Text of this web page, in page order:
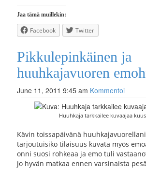
Jaa tämä muillekin:
Facebook Twitter
Pikkulepinkäinen ja
huuhkajavuoren
June 11, 2011 9:45 am Kommentoi
Huuhkaja tarkkailee kuvaajaa
Kävin toissapäivänä
tarjoutuisiko tilaisuus kuvata myös
onni suosi rohkeaa ja emo tuli
jo hyvän matkaa ennen varsinaista